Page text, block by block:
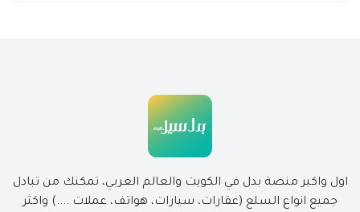
اول واكبر منصة بدل في الكويت والعالم العربي، تمكنك من تبادل
جميع انواع السلع (عقارات، سيارات، هواتف، عملات ....) واكثر